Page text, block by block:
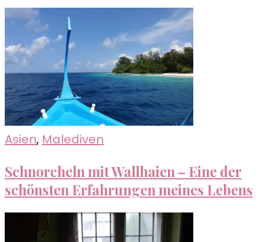
Asien, Malediven
Schnorcheln mit Wallhaien – Eine der
schönsten Erfahrungen meines Lebens